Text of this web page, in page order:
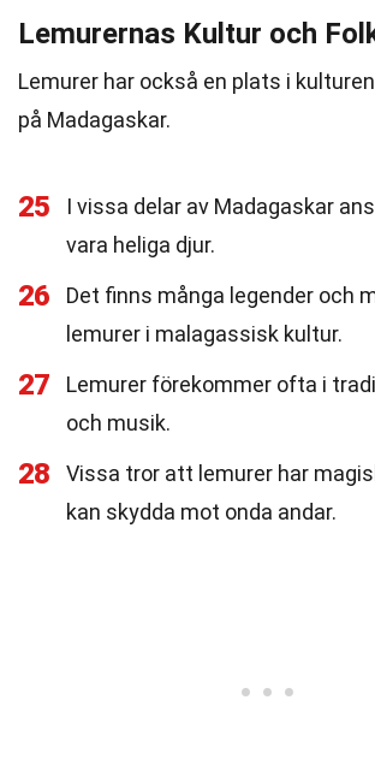
Lemurernas Kultur och
Lemurer har också en plats i
på Madagaskar.
25
I vissa delar av Madagaskar
vara heliga djur.
26
Det finns många legender och
lemurer i malagassisk kultur.
27
Lemurer förekommer ofta i
och musik.
28
Vissa tror att lemurer har
kan skydda mot onda andar.